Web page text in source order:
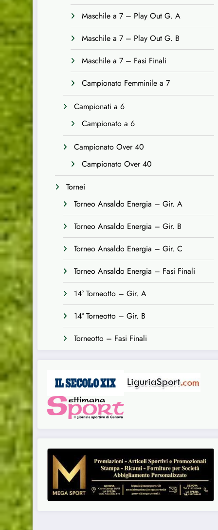
Maschile a 7 – Play Out G. A
Maschile a 7 – Play Out G. B
Maschile a 7 – Fasi Finali
Campionato Femminile a 7
Campionati a 6
Campionato a 6
Campionato Over 40
Campionato Over 40
Tornei
Torneo Ansaldo Energia – Gir. A
Torneo Ansaldo Energia – Gir. B
Torneo Ansaldo Energia – Gir. C
Torneo Ansaldo Energia – Fasi Finali
14° Torneotto – Gir. A
14° Torneotto – Gir. B
Torneotto – Fasi Finali